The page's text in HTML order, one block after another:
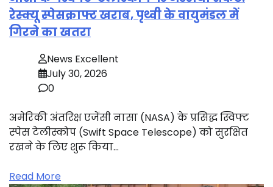
रेस्क्यू स्पेसक्राफ्ट खराब, पृथ्वी के वायुमंडल में
गिरने का खतरा
News Excellent
July 30, 2026
0
अमेरिकी अंतरिक्ष एजेंसी नासा (NASA) के प्रसिद्ध स्विफ्ट
स्पेस टेलीस्कोप (Swift Space Telescope) को सुरक्षित
रखने के लिए शुरू किया…
Read More